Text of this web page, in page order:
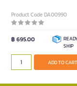
Product Code DA00990
฿ 695.00
SHIP
ADD TO CART